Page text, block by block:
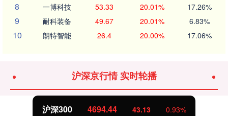
8 一博科技 53.33 20.01% 17.26%
9 耐科装备 49.67 20.01% 6.83%
10 朗特智能 26.4 20.00% 17.06%
沪深京行情 实时轮播
沪深300 4694.44 43.13 0.93%